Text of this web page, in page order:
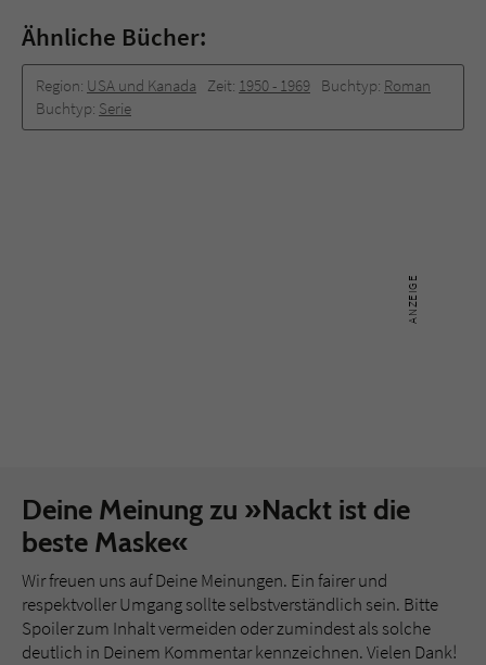
Ähnliche Bücher:
Region: USA und Kanada Zeit: 1950 - 1969 Buchtyp: Roman
Buchtyp: Serie
Deine Meinung zu »Nackt ist die
beste Maske«
Wir freuen uns auf Deine Meinungen. Ein fairer und
respektvoller Umgang sollte selbstverständlich sein. Bitte
Spoiler zum Inhalt vermeiden oder zumindest als solche
deutlich in Deinem Kommentar kennzeichnen. Vielen Dank!